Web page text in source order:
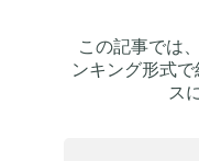
この記事では
ンキング形式
ス